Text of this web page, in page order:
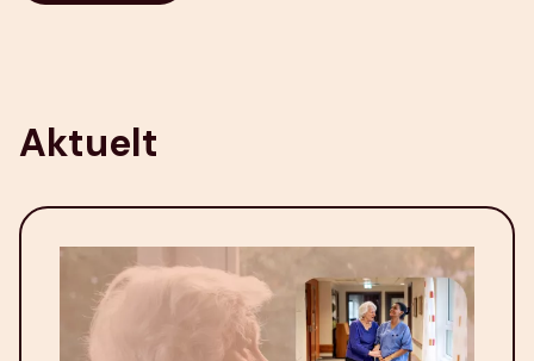
Aktuelt